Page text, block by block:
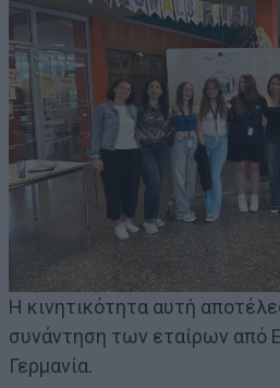
Η κινητικότητα αυτή
συνάντηση των εταίρων από
Γερμανία.